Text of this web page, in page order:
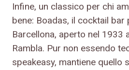
Infine, un classico per chi
bene: Boadas, il cocktail bar
Barcellona, aperto nel 1933
Rambla. Pur non essendo
speakeasy, mantiene quello